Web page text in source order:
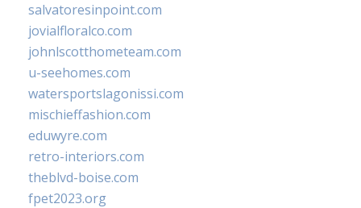
salvatoresinpoint.com
jovialfloralco.com
johnlscotthometeam.com
u-seehomes.com
watersportslagonissi.com
mischieffashion.com
eduwyre.com
retro-interiors.com
theblvd-boise.com
fpet2023.org